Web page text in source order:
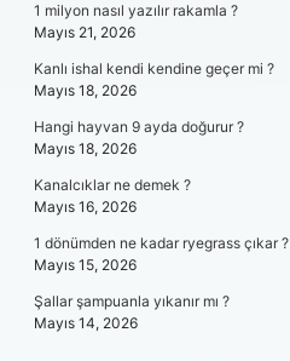
1 milyon nasıl yazılır rakamla ?
Mayıs 21, 2026
Kanlı ishal kendi kendine geçer mi ?
Mayıs 18, 2026
Hangi hayvan 9 ayda doğurur ?
Mayıs 18, 2026
Kanalcıklar ne demek ?
Mayıs 16, 2026
1 dönümden ne kadar ryegrass çıkar ?
Mayıs 15, 2026
Şallar şampuanla yıkanır mı ?
Mayıs 14, 2026